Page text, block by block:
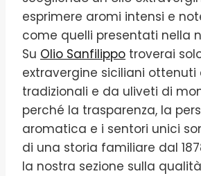
esprimere aromi intensi e
come quelli presentati nella
Su Olio Sanfilippo troverai
extravergine siciliani ottenuti
tradizionali e da uliveti di
perché la trasparenza, la
aromatica e i sentori unici
di una storia familiare dal
la nostra sezione sulla qualità